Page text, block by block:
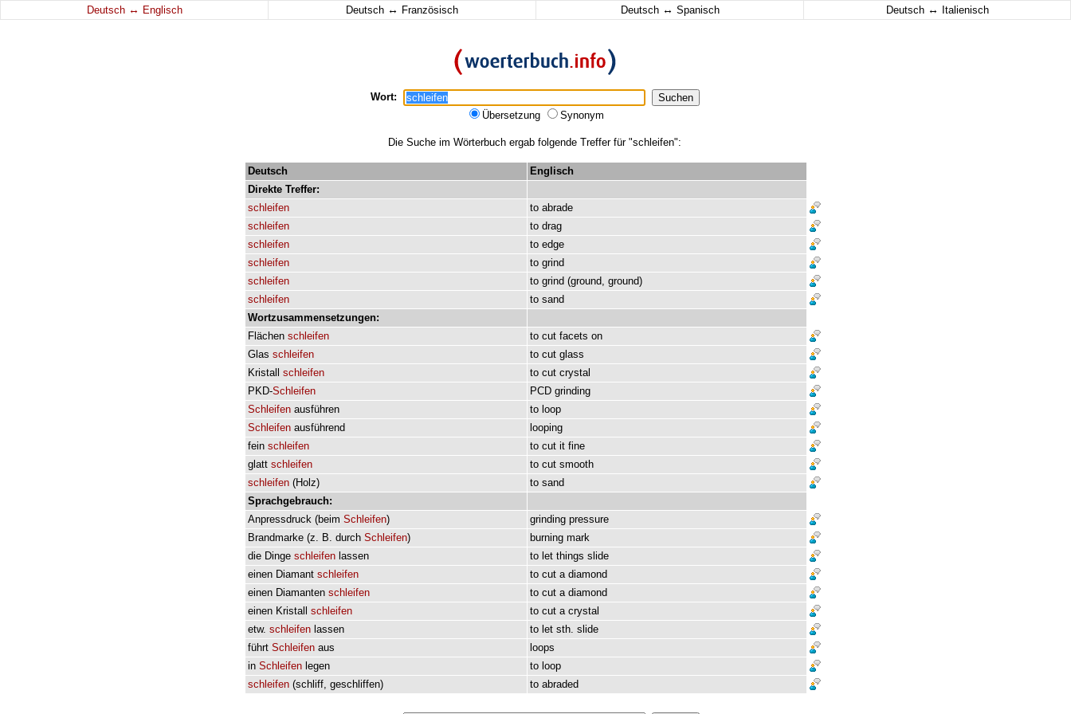
Deutsch ↔ Englisch Deutsch ↔ Französisch Deutsch ↔ Spanisch Deutsch ↔ Italienisch
Wort:
Übersetzung
Synonym
Die Suche im Wörterbuch ergab folgende Treffer für "schleifen":
Deutsch
Englisch
Direkte Treffer:
schleifen
to abrade
schleifen
to drag
schleifen
to edge
schleifen
to grind
schleifen
to grind (ground, ground)
schleifen
to sand
Wortzusammensetzungen:
Flächen schleifen to cut facets on
Glas schleifen to cut glass
Kristall schleifen to cut crystal
PKD-Schleifen PCD grinding
Schleifen ausführen to loop
Schleifen ausführend
looping
fein schleifen to cut it fine
glatt schleifen to cut smooth
schleifen (Holz) to sand
Sprachgebrauch:
Anpressdruck (beim Schleifen) grinding pressure
Brandmarke (z. B. durch Schleifen) burning mark
die Dinge schleifen lassen to let things slide
einen Diamant schleifen to cut a diamond
einen Diamanten schleifen to cut a diamond
einen Kristall schleifen to cut a crystal
etw. schleifen lassen to let sth. slide
führt Schleifen aus
loops
in Schleifen legen to loop
schleifen (schliff, geschliffen) to abraded